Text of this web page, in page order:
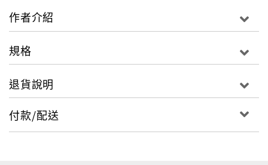
將帶領讀者們見證羅東聖母醫院這6年來的轉變足跡。
作者介紹
規格
退貨說明
付款/配送